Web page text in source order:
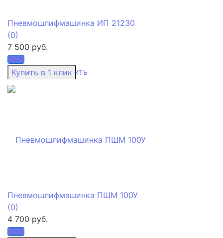
избранное сравнить
Пневмошлифмашинка ИП 21230
(0)
7 500 руб.
Пневмошлифмашинка ПШМ 100У
(0)
4 700 руб.